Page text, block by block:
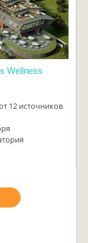
Wellness
12 источников